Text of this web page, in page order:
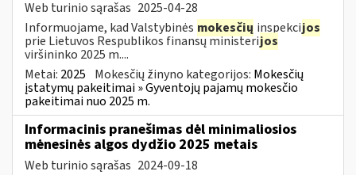
Web turinio sąrašas 2025-04-28
Informuojame, kad Valstybinės mokesčių inspekcijos
prie Lietuvos Respublikos finansų ministerijos
viršininko 2025 m....
Metai: 2025 Mokesčių žinyno kategorijos: Mokesčių
įstatymų pakeitimai » Gyventojų pajamų mokesčio
pakeitimai nuo 2025 m.
Informacinis pranešimas dėl minimaliosios
mėnesinės algos dydžio 2025 metais
Web turinio sąrašas 2024-09-18